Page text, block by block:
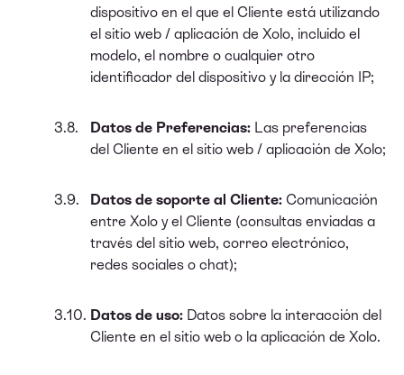
dispositivo en el que el Cliente está utilizando
el sitio web / aplicación de Xolo, incluido el
modelo, el nombre o cualquier otro
identificador del dispositivo y la dirección IP;
Datos de Preferencias: Las preferencias
del Cliente en el sitio web / aplicación de Xolo;
Datos de soporte al Cliente: Comunicación
entre Xolo y el Cliente (consultas enviadas a
través del sitio web, correo electrónico,
redes sociales o chat);
Datos de uso: Datos sobre la interacción del
Cliente en el sitio web o la aplicación de Xolo.